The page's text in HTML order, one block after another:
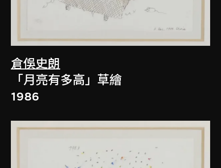
倉俁史朗
「月亮有多高」草繪
1986